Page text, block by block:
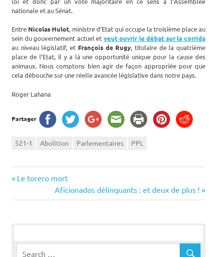
nationale et au Sénat.
Entre Nicolas Hulot, ministre d’Etat qui occupe la troisième place au
sein du gouvernement actuel et veut ouvrir le débat sur la corrida
au niveau législatif, et François de Rugy, titulaire de la quatrième
place de l’Etat, il y a là une opportunité unique pour la cause des
animaux. Nous comptons bien agir de façon appropriée pour que
cela débouche sur une réelle avancée législative dans notre pays.
Roger Lahana
Partager
521-1 Abolition Parlementaires PPL
Navigation
de
Previous
Le torero mort
Next
Post:
Aficionados délinquants : et deux de plus !